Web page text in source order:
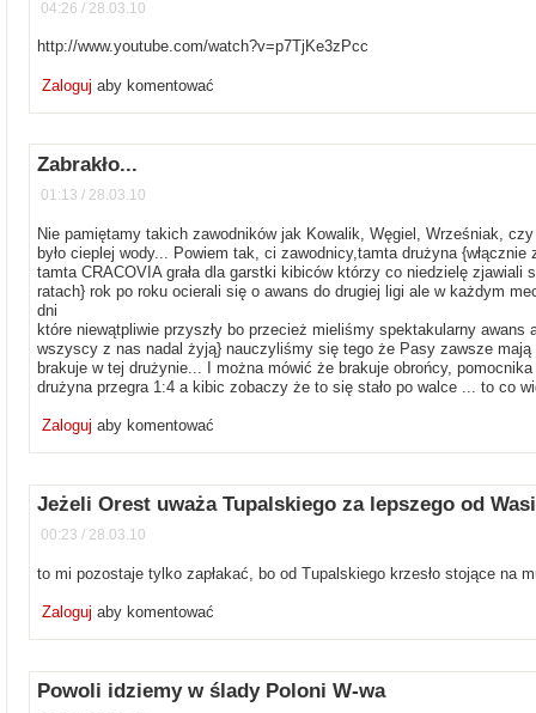
04:26 / 28.03.10
http://www.youtube.com/watch?v=p7TjKe3zPcc
Zalogujaby komentować
Zabrakło...
01:13 / 28.03.10
Nie pamiętamy takich zawodników jak Kowalik, Węgiel, Wrześniak,
było cieplej wody... Powiem tak, ci zawodnicy,tamta drużyna
tamta CRACOVIA grała dla garstki kibiców którzy co niedzielę zjawiali
ratach} rok po roku ocierali się o awans do drugiej ligi ale w każdym
dni
które niewątpliwie przyszły bo przecież mieliśmy spektakularny
wszyscy z nas nadal żyją} nauczyliśmy się tego że Pasy zawsze
brakuje w tej drużynie... I można mówić że brakuje obrońcy,
drużyna przegra 1:4 a kibic zobaczy że to się stało po walce ... to co
Zalogujaby komentować
Jeżeli Orest uważa Tupalskiego za lepszego od
00:23 / 28.03.10
to mi pozostaje tylko zapłakać, bo od Tupalskiego krzesło stojące na
Zalogujaby komentować
Powoli idziemy w ślady Poloni W-wa